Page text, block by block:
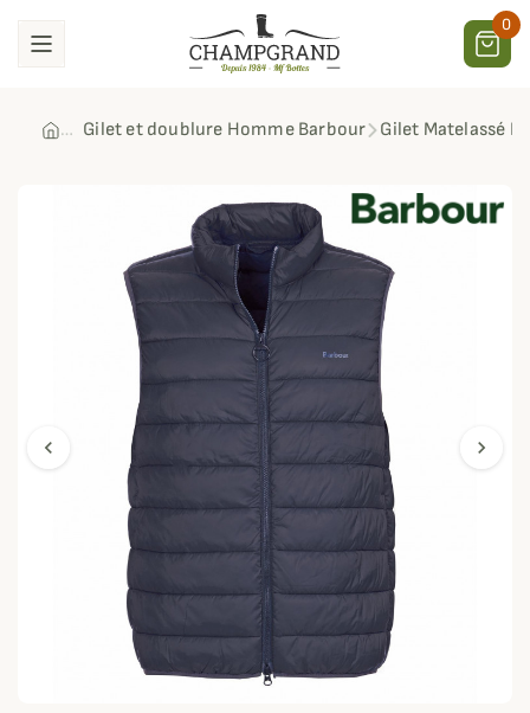
0
Gilet et doublure Homme Barbour Gilet Matelassé
chevron_left chevron_right